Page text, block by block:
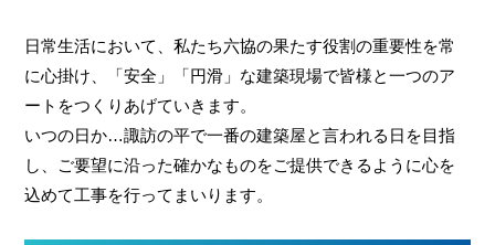
日常生活において、私たち六協の果たす役割の重要性を常
に心掛け、「安全」「円滑」な建築現場で皆様と一つのア
ートをつくりあげていきます。
いつの日か…諏訪の平で一番の建築屋と言われる日を目指
し、ご要望に沿った確かなものをご提供できるように心を
込めて工事を行ってまいります。